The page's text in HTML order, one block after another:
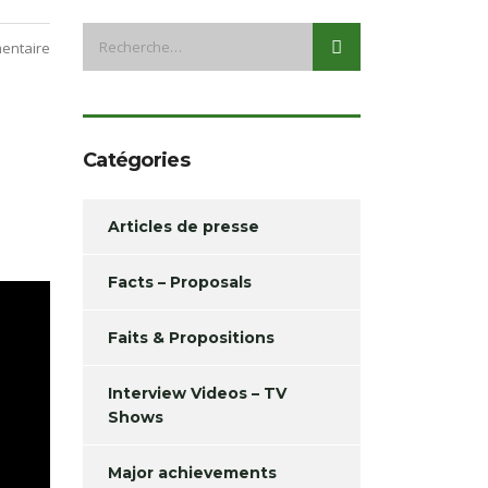
Catégories
Articles de presse
Facts – Proposals
Faits & Propositions
Interview Videos – TV
Shows
Major achievements